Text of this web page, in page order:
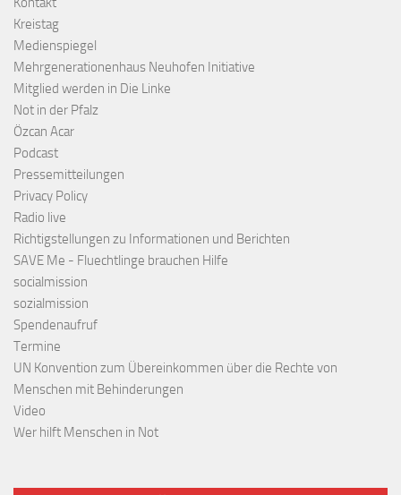
Kreistag
Medienspiegel
Mehrgenerationenhaus Neuhofen Initiative
Mitglied werden in Die Linke
Not in der Pfalz
Özcan Acar
Podcast
Pressemitteilungen
Privacy Policy
Radio live
Richtigstellungen zu Informationen und Berichten
SAVE Me - Fluechtlinge brauchen Hilfe
socialmission
sozialmission
Spendenaufruf
Termine
UN Konvention zum Übereinkommen über die Rechte von
Menschen mit Behinderungen
Video
Wer hilft Menschen in Not